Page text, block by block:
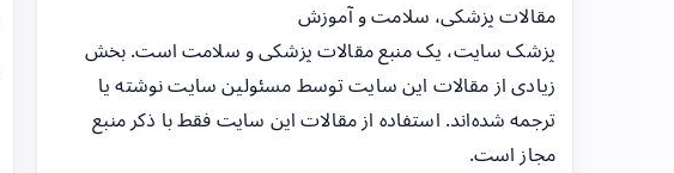
مقالات پزشکی، سلامت و آموزش
پزشک سایت، یک منبع مقالات پزشکی و سلامت است. بخش
زیادی از مقالات این سایت توسط مسئولین سایت نوشته یا
ترجمه شده‌اند. استفاده از مقالات این سایت فقط با ذکر منبع
مجاز است.